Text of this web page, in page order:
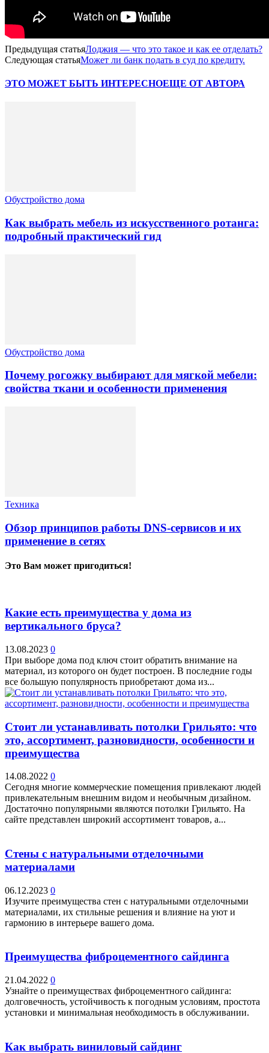
Предыдущая статьяЛоджия — что это такое и как ее отделать?
Следующая статьяМожет ли банк подать в суд по кредиту.
ЭТО МОЖЕТ БЫТЬ ИНТЕРЕСНОЕЩЕ ОТ АВТОРА
Обустройство дома
Как выбрать мебель из искусственного ротанга:
подробный практический гид
Обустройство дома
Почему рогожку выбирают для мягкой мебели:
свойства ткани и особенности применения
Техника
Обзор принципов работы DNS-сервисов и их
применение в сетях
Это Вам может пригодиться!
Какие есть преимущества у дома из
вертикального бруса?
13.08.2023 0
При выборе дома под ключ стоит обратить внимание на
материал, из которого он будет построен. В последние годы
все большую популярность приобретают дома из...
Стоит ли устанавливать потолки Грильято: что
это, ассортимент, разновидности, особенности и
преимущества
14.08.2022 0
Сегодня многие коммерческие помещения привлекают людей
привлекательным внешним видом и необычным дизайном.
Достаточно популярными являются потолки Грильято. На
сайте представлен широкий ассортимент товаров, а...
Стены с натуральными отделочными
материалами
06.12.2023 0
Изучите преимущества стен с натуральными отделочными
материалами, их стильные решения и влияние на уют и
гармонию в интерьере вашего дома.
Преимущества фиброцементного сайдинга
21.04.2022 0
Узнайте о преимуществах фиброцементного сайдинга:
долговечность, устойчивость к погодным условиям, простота
установки и минимальная необходимость в обслуживании.
Как выбрать виниловый сайдинг